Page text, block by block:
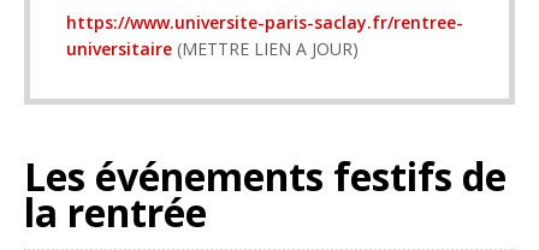
https://www.universite-paris-saclay.fr/rentree-
universitaire (METTRE LIEN A JOUR)
Les événements festifs de
la rentrée